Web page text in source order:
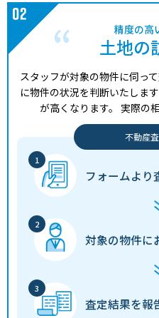
精度の高
土地の
スタッフが対象の物件に伺っ
に物件の状況を判断いたしま
が高くなります。 実際の
不動産
フォームより
対象の物件に
査定結果を報